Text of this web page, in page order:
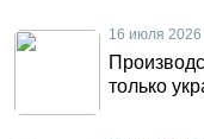
16 июля
только